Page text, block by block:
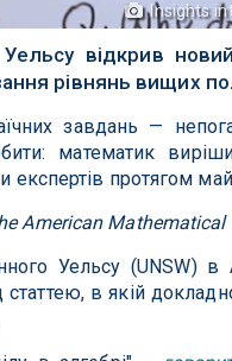
Insights
відкрив
рівнянь вищих
завдань —
математик
експертів протягом
American
Уельсу (UNSW) в
в якій